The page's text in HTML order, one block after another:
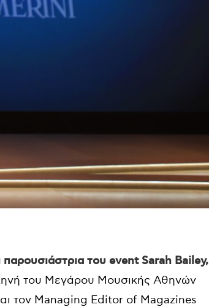
παρουσιάστρια του event Sarah Bailey,
του Μεγάρου Μουσικής Αθηνών
τον Managing Editor of Magazines